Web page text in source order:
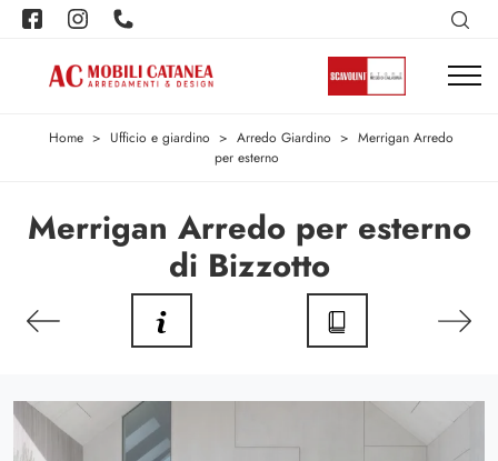
Home > Ufficio e giardino > Arredo Giardino > Merrigan Arredo
per esterno
Merrigan Arredo per esterno
di Bizzotto